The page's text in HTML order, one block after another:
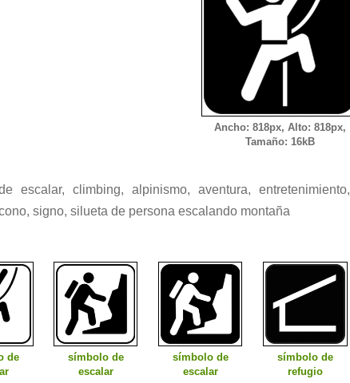
Ancho: 818px, Alto: 818px,
Tamaño: 16kB
escalar, climbing, alpinismo, aventura, entretenimiento,
signo, silueta de persona escalando montaña
de
símbolo de
escalar
símbolo de
escalar
símbolo de
refugio